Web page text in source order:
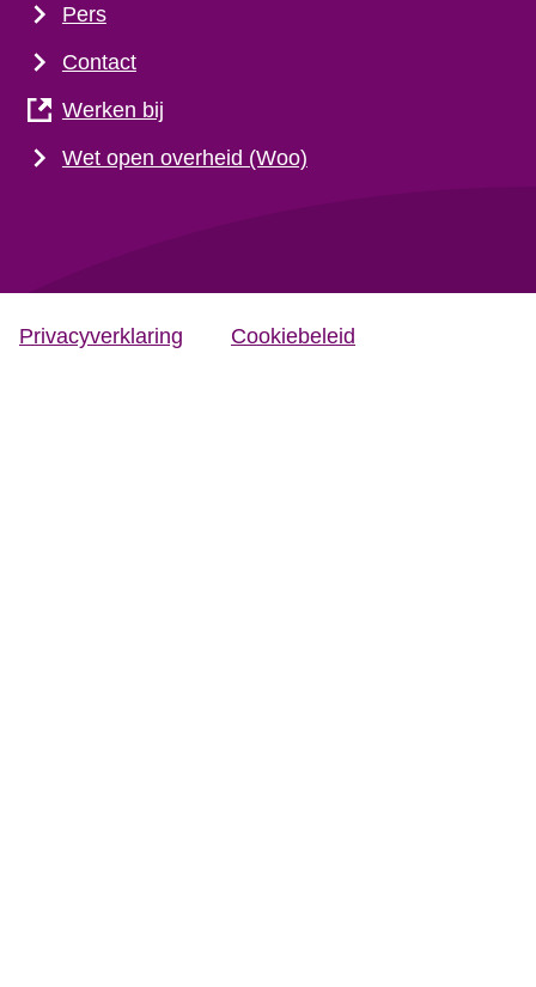
Pers
Contact
Werken bij
Wet open overheid (Woo)
Privacyverklaring Cookiebeleid